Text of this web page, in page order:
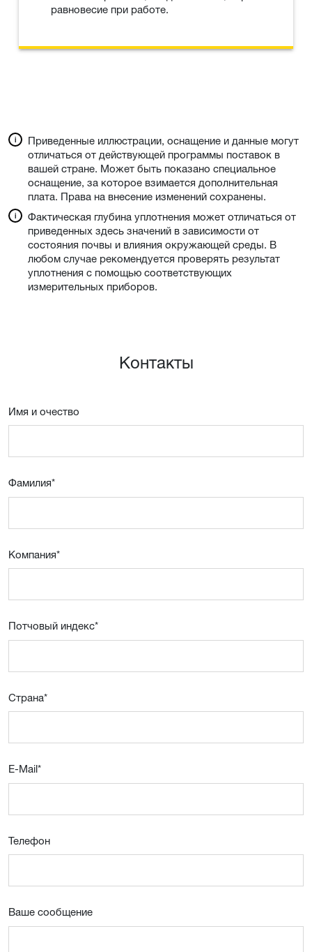
равновесие при работе.
Приведенные иллюстрации, оснащение и данные могут
отличаться от действующей программы поставок в
вашей стране. Может быть показано специальное
оснащение, за которое взимается дополнительная
плата. Права на внесение изменений сохранены.
Фактическая глубина уплотнения может отличаться от
приведенных здесь значений в зависимости от
состояния почвы и влияния окружающей среды. В
любом случае рекомендуется проверять результат
уплотнения с помощью соответствующих
измерительных приборов.
Контакты
Имя и очествo
Фамилия*
Компания*
Потчовый индекс*
Страна*
E-Mail*
Телефон
Ваше сообщение